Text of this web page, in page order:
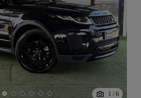
1 / 6